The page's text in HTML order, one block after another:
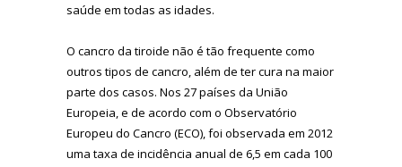
saúde em todas as idades.
O cancro da tiroide não é tão frequente como
outros tipos de cancro, além de ter cura na maior
parte dos casos. Nos 27 países da União
Europeia, e de acordo com o Observatório
Europeu do Cancro (ECO), foi observada em 2012
uma taxa de incidência anual de 6,5 em cada 100